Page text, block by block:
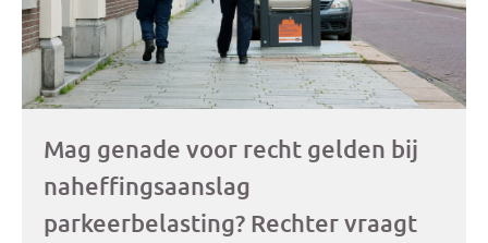
Mag genade voor recht gelden bij
naheffingsaanslag
parkeerbelasting? Rechter vraagt